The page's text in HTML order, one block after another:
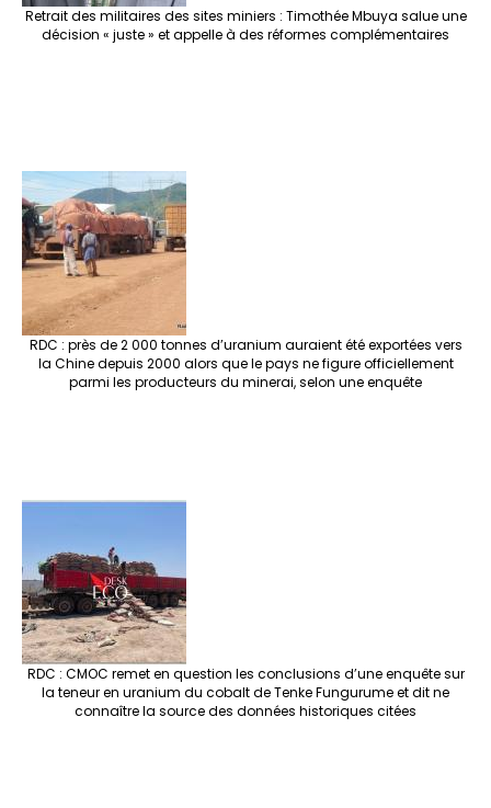
Retrait des militaires des sites miniers : Timothée Mbuya salue une
décision « juste » et appelle à des réformes complémentaires
RDC : près de 2 000 tonnes d’uranium auraient été exportées vers
la Chine depuis 2000 alors que le pays ne figure officiellement
parmi les producteurs du minerai, selon une enquête
RDC : CMOC remet en question les conclusions d’une enquête sur
la teneur en uranium du cobalt de Tenke Fungurume et dit ne
connaître la source des données historiques citées